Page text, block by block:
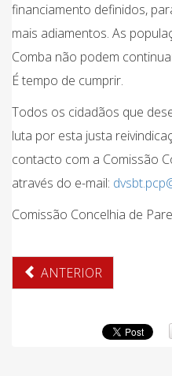
financiamento definidos,
mais adiamentos. As
Comba não podem
É tempo de cumprir.
Todos os cidadãos que
luta por esta justa
contacto com a Comissão
através do e-mail:
Comissão Concelhia de
ANTERIOR